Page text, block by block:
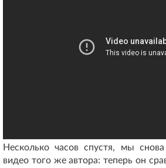
Несколько часов спустя, мы
видео того же автора: теперь он